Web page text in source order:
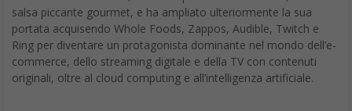
salsa piccante gourmet, e ha ampliato ulteriormente la sua
portata acquisendo Whole Foods, Zappos, Audible, Twitch e
Ring per diventare un protagonista dominante nel mondo dell’e-
commerce, dello streaming digitale e della TV con contenuti
originali, oltre al cloud computing e all’intelligenza artificiale.